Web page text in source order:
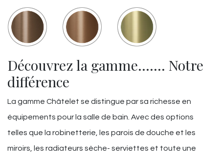
Découvrez la gamme……. Notre
différence
La gamme Châtelet se distingue par sa richesse en
équipements pour la salle de bain. Avec des options
telles que la robinetterie, les parois de douche et les
miroirs, les radiateurs sèche- serviettes et toute une